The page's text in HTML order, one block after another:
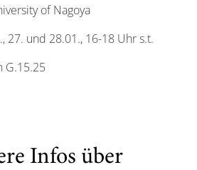
of Nagoya
27. und 28.01., 16-18 Uhr s.t.
G.15.25
Infos über